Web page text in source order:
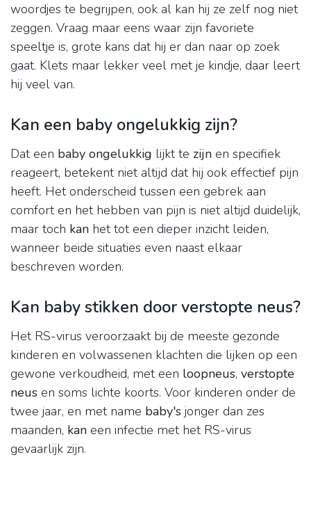
woordjes te begrijpen, ook al kan hij ze zelf nog niet
zeggen. Vraag maar eens waar zijn favoriete
speeltje is, grote kans dat hij er dan naar op zoek
gaat. Klets maar lekker veel met je kindje, daar leert
hij veel van.
Kan een baby ongelukkig zijn?
Dat een baby ongelukkig lijkt te zijn en specifiek
reageert, betekent niet altijd dat hij ook effectief pijn
heeft. Het onderscheid tussen een gebrek aan
comfort en het hebben van pijn is niet altijd duidelijk,
maar toch kan het tot een dieper inzicht leiden,
wanneer beide situaties even naast elkaar
beschreven worden.
Kan baby stikken door verstopte neus?
Het RS-virus veroorzaakt bij de meeste gezonde
kinderen en volwassenen klachten die lijken op een
gewone verkoudheid, met een loopneus, verstopte
neus en soms lichte koorts. Voor kinderen onder de
twee jaar, en met name baby's jonger dan zes
maanden, kan een infectie met het RS-virus
gevaarlijk zijn.